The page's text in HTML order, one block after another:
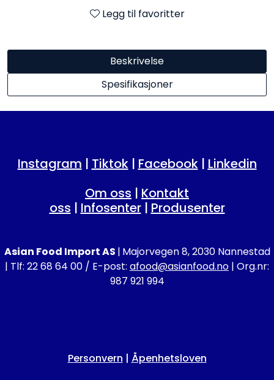
Legg til favoritter
Beskrivelse
Spesifikasjoner
Instagram | Tiktok| Facebook| Linkedin
Om oss | Kontakt
oss | Infosenter| Produsenter
Asian Food Import AS | Majorvegen 8, 2030 Nannestad
| Tlf: 22 68 64 00 / E-post: afood@asianfood.no | Org.nr:
987 921 994
Personvern | Åpenhetsloven